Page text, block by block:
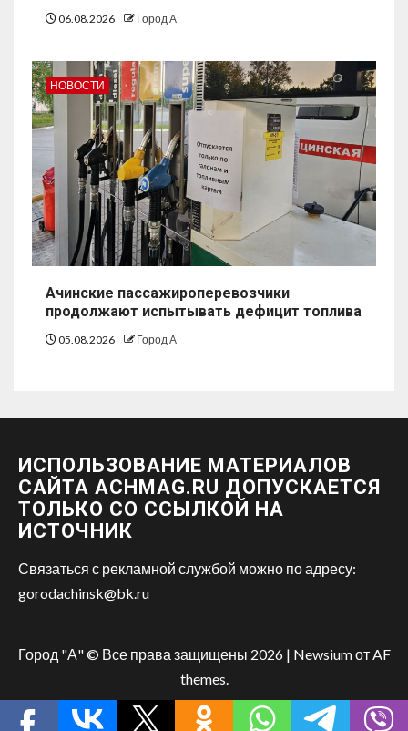
06.08.2026 Город А
НОВОСТИ
Ачинские пассажироперевозчики
продолжают испытывать дефицит топлива
05.08.2026 Город А
ИСПОЛЬЗОВАНИЕ МАТЕРИАЛОВ
САЙТА ACHMAG.RU ДОПУСКАЕТСЯ
ТОЛЬКО СО ССЫЛКОЙ НА
ИСТОЧНИК
Связаться с рекламной службой можно по адресу:
gorodachinsk@bk.ru
Город "А" © Все права защищены 2026 | Newsiumот AF
themes.